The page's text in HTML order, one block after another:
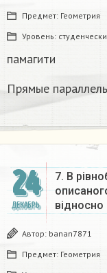
Предмет: Геометрия
Уровень:
памагити
Прямые
24
ДЕКАБРЬ
7. В
Автор: banan7871
Предмет: Геометрия